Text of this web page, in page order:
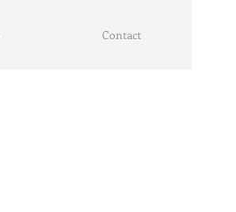
Contact